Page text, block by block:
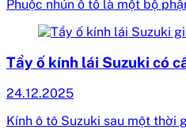
Phuộc nhún ô tô là một bộ
Tẩy ố kính lái Suzuki có
24.12.2025
Kính ô tô Suzuki sau một thời